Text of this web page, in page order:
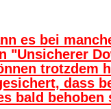
es bei
"Unsicherer
trotzdem
dass
bald behoben